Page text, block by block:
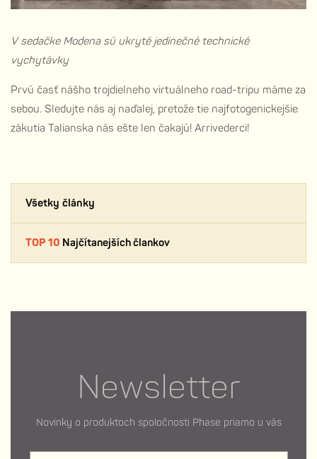
Všetky články
TOP 10 Najčítanejších člankov
V sedačke Modena sú ukryté jedinečné technické
vychytávky
Prvú časť nášho trojdielneho virtuálneho road-tripu máme za
sebou. Sledujte nás aj naďalej, pretože tie najfotogenickejšie
zákutia Talianska nás ešte len čakajú! Arrivederci!
Newsletter
Novinky o produktoch spoločnosti Phase priamo u vás